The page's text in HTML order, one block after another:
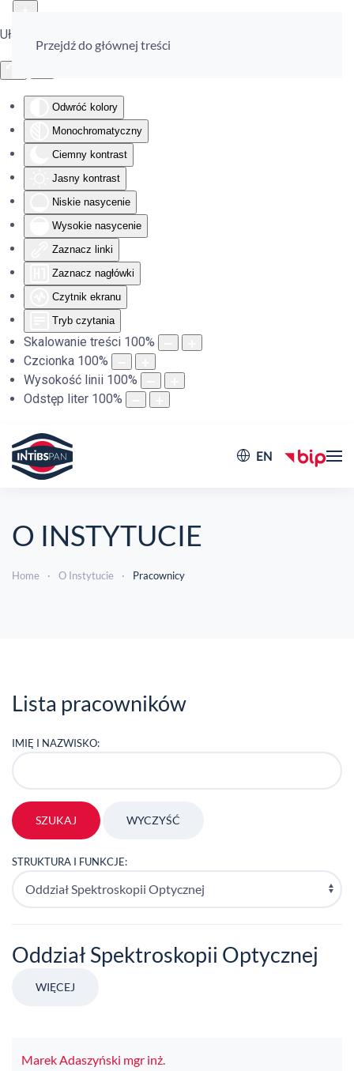
Ułatwienia dostępu
Odwróć kolory
Monochromatyczny
Ciemny kontrast
Jasny kontrast
Niskie nasycenie
Wysokie nasycenie
Zaznacz linki
Zaznacz nagłówki
Czytnik ekranu
Tryb czytania
Skalowanie treści 100%
Czcionka 100%
Wysokość linii 100%
Odstęp liter 100%
Przejdź do głównej treści
EN
O INSTYTUCIE
Home O Instytucie Pracownicy
Lista pracowników
IMIĘ I NAZWISKO:
STRUKTURA I FUNKCJE:
Oddział Spektroskopii Optycznej
WIĘCEJ
Marek Adaszyński mgr inż.